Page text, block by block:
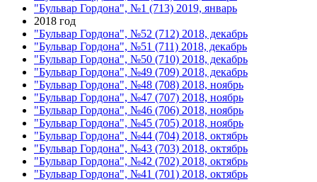
"Бульвар Гордона", №1 (713) 2019, январь
2018 год
"Бульвар Гордона", №52 (712) 2018, декабрь
"Бульвар Гордона", №51 (711) 2018, декабрь
"Бульвар Гордона", №50 (710) 2018, декабрь
"Бульвар Гордона", №49 (709) 2018, декабрь
"Бульвар Гордона", №48 (708) 2018, ноябрь
"Бульвар Гордона", №47 (707) 2018, ноябрь
"Бульвар Гордона", №46 (706) 2018, ноябрь
"Бульвар Гордона", №45 (705) 2018, ноябрь
"Бульвар Гордона", №44 (704) 2018, октябрь
"Бульвар Гордона", №43 (703) 2018, октябрь
"Бульвар Гордона", №42 (702) 2018, октябрь
"Бульвар Гордона", №41 (701) 2018, октябрь